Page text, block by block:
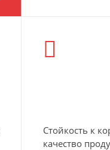
Стойкость к
качество